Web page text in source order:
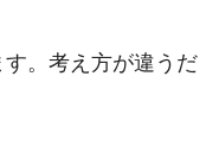
。考え方が違うだ